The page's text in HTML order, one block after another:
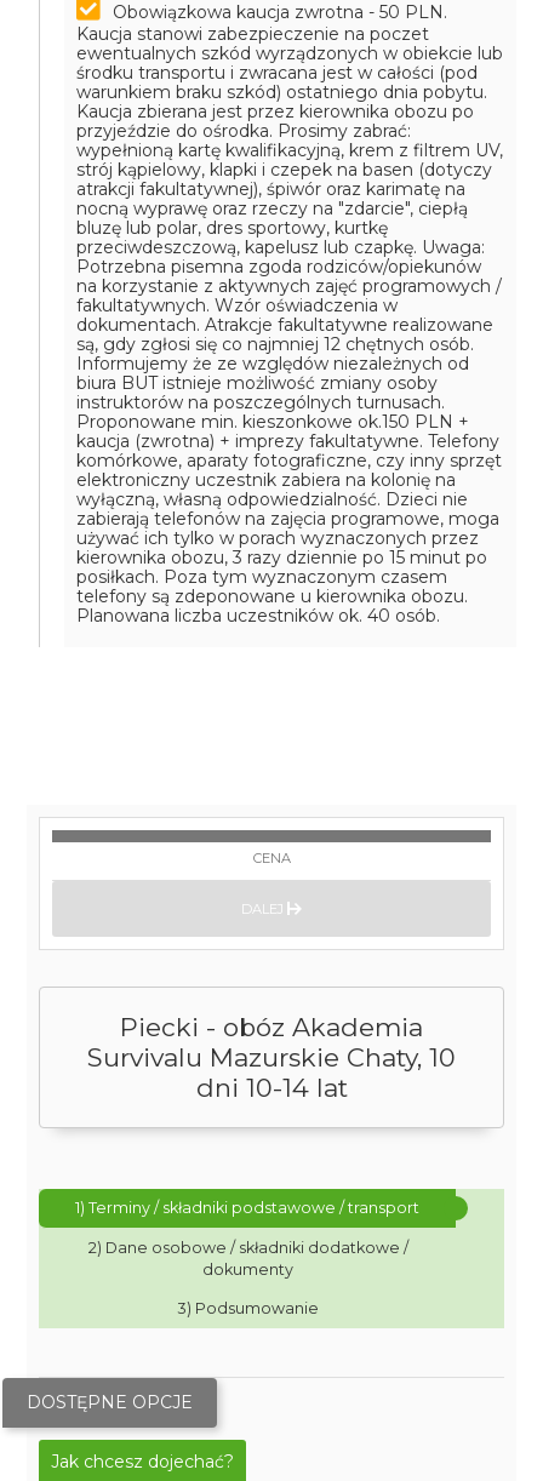
Obowiązkowa kaucja zwrotna - 50 PLN.
Kaucja stanowi zabezpieczenie na poczet
ewentualnych szkód wyrządzonych w obiekcie lub
środku transportu i zwracana jest w całości (pod
warunkiem braku szkód) ostatniego dnia pobytu.
Kaucja zbierana jest przez kierownika obozu po
przyjeździe do ośrodka. Prosimy zabrać:
wypełnioną kartę kwalifikacyjną, krem z filtrem UV,
strój kąpielowy, klapki i czepek na basen (dotyczy
atrakcji fakultatywnej), śpiwór oraz karimatę na
nocną wyprawę oraz rzeczy na "zdarcie", ciepłą
bluzę lub polar, dres sportowy, kurtkę
przeciwdeszczową, kapelusz lub czapkę. Uwaga:
Potrzebna pisemna zgoda rodziców/opiekunów
na korzystanie z aktywnych zajęć programowych /
fakultatywnych. Wzór oświadczenia w
dokumentach. Atrakcje fakultatywne realizowane
są, gdy zgłosi się co najmniej 12 chętnych osób.
Informujemy że ze względów niezależnych od
biura BUT istnieje możliwość zmiany osoby
instruktorów na poszczególnych turnusach.
Proponowane min. kieszonkowe ok.150 PLN +
kaucja (zwrotna) + imprezy fakultatywne. Telefony
komórkowe, aparaty fotograficzne, czy inny sprzęt
elektroniczny uczestnik zabiera na kolonię na
wyłączną, własną odpowiedzialność. Dzieci nie
zabierają telefonów na zajęcia programowe, moga
używać ich tylko w porach wyznaczonych przez
kierownika obozu, 3 razy dziennie po 15 minut po
posiłkach. Poza tym wyznaczonym czasem
telefony są zdeponowane u kierownika obozu.
Planowana liczba uczestników ok. 40 osób.
Piecki - obóz Akademia
Survivalu Mazurskie Chaty, 10
dni 10-14 lat
1) Terminy / składniki podstawowe / transport
2) Dane osobowe / składniki dodatkowe /
dokumenty
3) Podsumowanie
DOSTĘPNE OPCJE
Jak chcesz dojechać?
CENA
DALEJ